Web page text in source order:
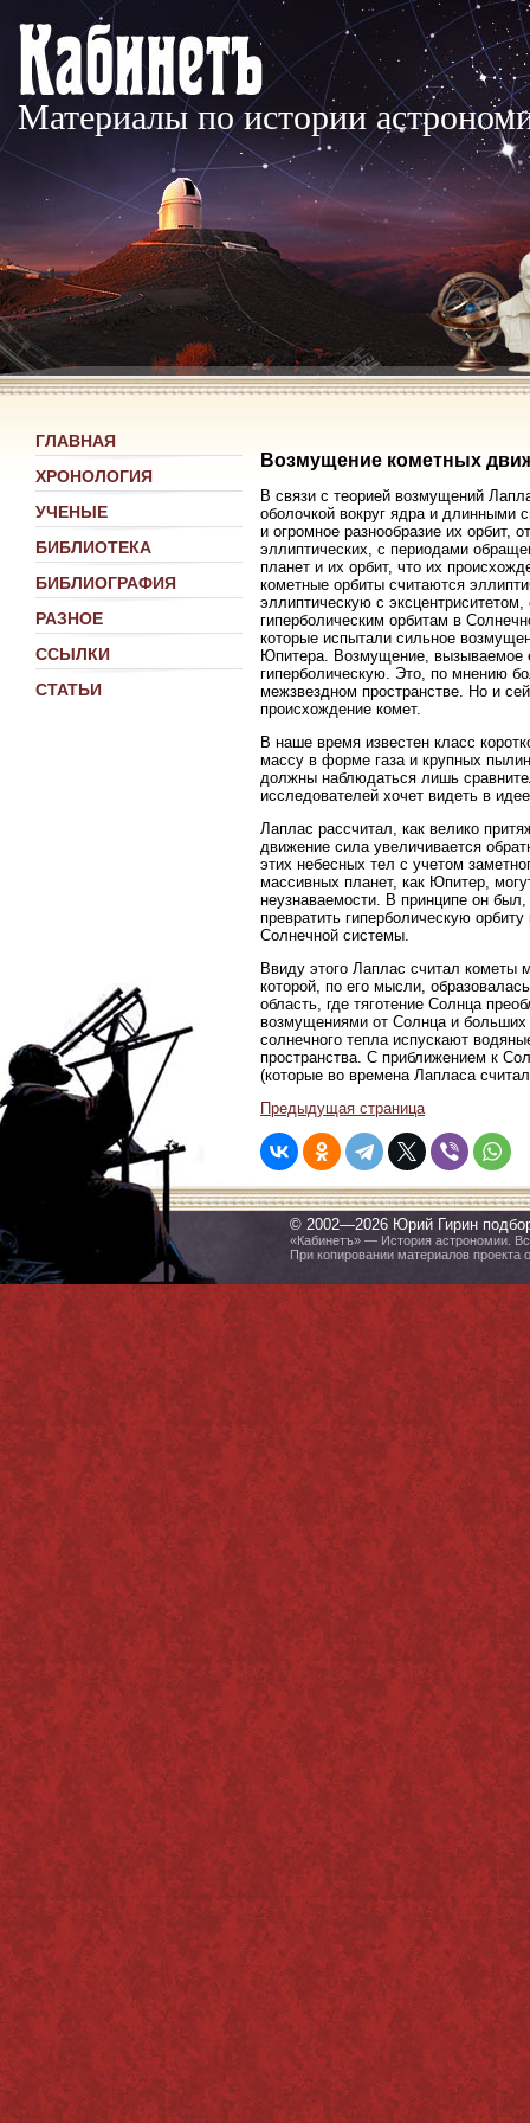
Материалы по истории
ГЛАВНАЯ
ХРОНОЛОГИЯ
УЧЕНЫЕ
БИБЛИОТЕКА
БИБЛИОГРАФИЯ
РАЗНОЕ
ССЫЛКИ
СТАТЬИ
Возмущение кометных
В связи с теорией возмущений
оболочкой вокруг ядра и длинными
и огромное разнообразие их орбит,
эллиптических, с периодами
планет и их орбит, что их
кометные орбиты считаются
эллиптическую с
гиперболическим орбитам в
которые испытали сильное
Юпитера. Возмущение, вызываемое
гиперболическую. Это, по мнению
межзвездном пространстве. Но и
происхождение комет.
В наше время известен класс
массу в форме газа и крупных
должны наблюдаться лишь
исследователей хочет видеть в
Лаплас рассчитал, как велико
движение сила увеличивается
этих небесных тел с учетом
массивных планет, как Юпитер,
неузнаваемости. В принципе он
превратить гиперболическую
Солнечной системы.
Ввиду этого Лаплас считал кометы
которой, по его мысли,
область, где тяготение Солнца
возмущениями от Солнца и
солнечного тепла испускают
пространства. С приближением к
(которые во времена Лапласа
Предыдущая страница
© 2002—2026 Юрий Гирин
«Кабинетъ» — История астрономии.
При копировании материалов проекта